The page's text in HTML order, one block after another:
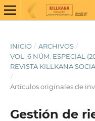
INICIO / ARCHIVOS /
VOL. 6 NÚM. ESPECIAL
REVISTA KILLKANA
/
Artículos originales de
Gestión de